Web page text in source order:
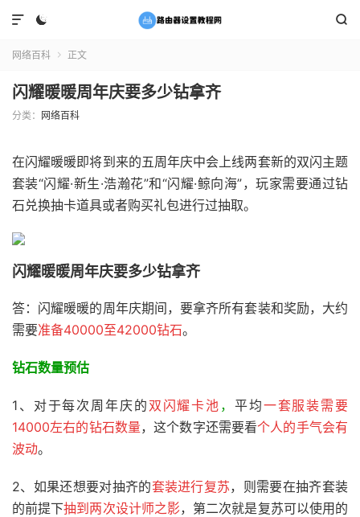
 

网络百科  正文
闪耀暖暖周年庆要多少钻拿齐
分类： 网络百科
在闪耀暖暖即将到来的五周年庆中会上线两套新的双闪主题
套装“闪耀·新生·浩瀚花”和“闪耀·鲸向海”，玩家需要通过钻
石兑换抽卡道具或者购买礼包进行过抽取。
闪耀暖暖周年庆要多少钻拿齐
答：闪耀暖暖的周年庆期间，要拿齐所有套装和奖励，大约
需要准备40000至42000钻石。
钻石数量预估
1、对于每次周年庆的 双闪耀卡池 ， 平均一套服装需要
14000左右的钻石数量，这个数字还需要看个人的手气会有
波动。
2、如果还想要对抽齐的套装进行复苏，则需要在抽齐套装
的前提下抽到两次设计师之影，第二次就是复苏可以使用的